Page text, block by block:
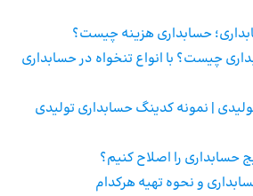
حسابداری هزینه چیست؟
چیست؟ با انواع تنخواه در حسابداری
| نمونه کدینگ حسابداری تولیدی
و نحوه تهیه هرکدام